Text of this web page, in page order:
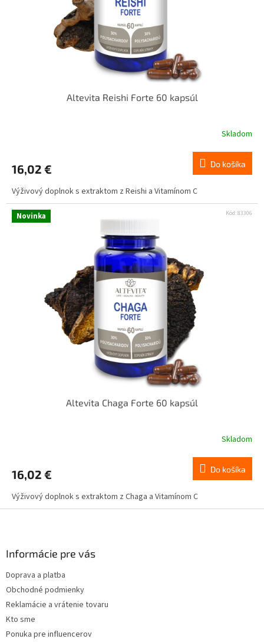
Altevita Reishi Forte 60 kapsúl
Skladom
16,02 € Do košíka
Výživový doplnok s extraktom z Reishi a Vitamínom C
Novinka
Altevita Chaga Forte 60 kapsúl
Skladom
16,02 € Do košíka
Výživový doplnok s extraktom z Chaga a Vitamínom C
Kód:83306
Informácie pre vás
Doprava a platba
Obchodné podmienky
Reklamácie a vrátenie tovaru
Kto sme
Ponuka pre influencerov